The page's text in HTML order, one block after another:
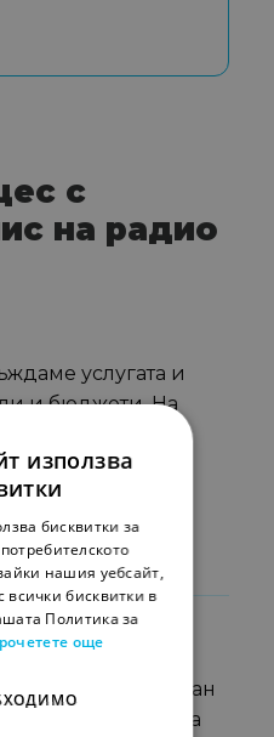
с
на радио
услугата и
и бюджети. На
радио
към физически
по-голяма
нужната
медиен план
географията
използва
бисквитки за
нашия уебсайт,
всички бисквитки в
Политика за
още